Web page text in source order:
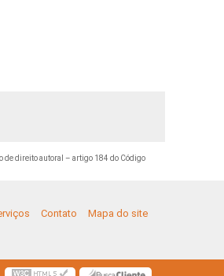
de direito autoral – artigo 184 do Código
Contato Mapa do site